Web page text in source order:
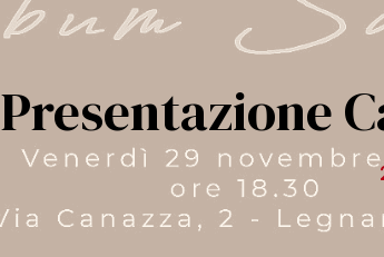
Presentazione